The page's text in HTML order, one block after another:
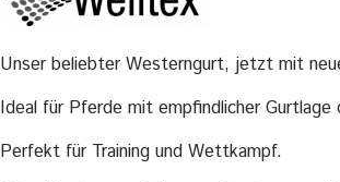
Unser beliebter Westerngurt, jetzt mit
Ideal für Pferde mit empfindlicher Gurtlage
Perfekt für Training und Wettkampf.